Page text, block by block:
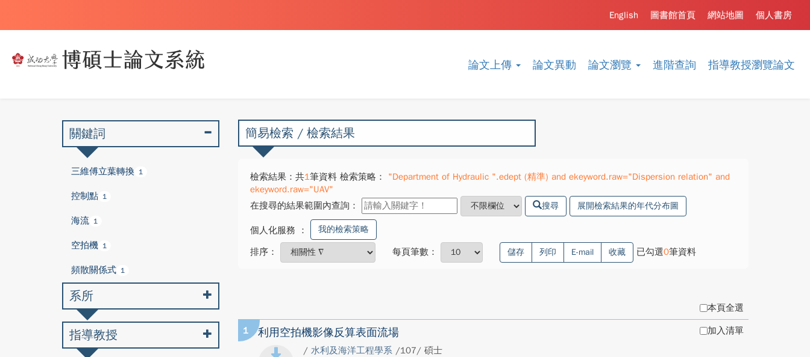
論文上傳 論文異動 論文瀏覽 進階查詢 指導教授瀏覽論文
個人書房
網站地圖
圖書館首頁
English
簡易檢索 / 檢索結果
檢索結果：共1筆資料 檢索策略：
"Department of Hydraulic ".edept (精準) and ekeyword.raw="Dispersion relation" and
ekeyword.raw="UAV"
在搜尋的結果範圍內查詢：
搜尋 展開檢索結果的年代分布圖
個人化服務 ： 我的檢索策略
排序： 每頁筆數： 儲存 列印 E-mail 收藏 已勾選0筆資料
本頁全選
1 利用空拍機影像反算表面流場
/ 水利及海洋工程學系 /107/ 碩士
加入清單
關鍵詞
三維傅立葉轉換 1
控制點 1
海流 1
空拍機 1
頻散關係式 1
系所
指導教授